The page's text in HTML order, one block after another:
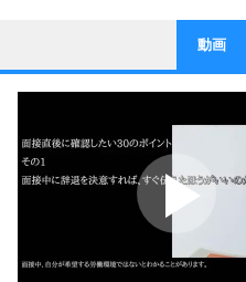
1
ストレス対策
他人と比べ
いっそのこ
いらいらしな
ポジティブ
ポジティブ思
ストレス対策
人生、なん
動画